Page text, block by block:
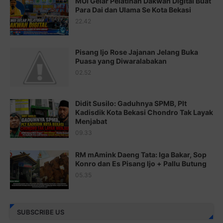
Juz 17 ⇨http://j.mp/2brHsFz
Juz 18 ⇨http://j.mp/2b8SCfc
http://j.mp/2bFSq95
http://j.mp/2brI1zc
Juz 22 ⇨http://j.mp/2bFRxNP
Juz 23 ⇨http://j.mp/2brItxm
Juz 25 ⇨http://j.mp/2brImlf
Juz 26 ⇨http://j.mp/2bFRHF2
Para Dai dan Ulama Se Kota Bekasi
22.42
Pisang Ijo Rose Jajanan Jelang Buka
Puasa yang Diwaralabakan
02.52
Didit Susilo: Gaduhnya SPMB, Plt
Kadisdik Kota Bekasi Chondro Tak Layak
Menjabat
09.33
RM mAmink Daeng Tata: Iga Bakar, Sop
Konro dan Es Pisang Ijo + Pallu Butung
05.35
SUBSCRIBE US